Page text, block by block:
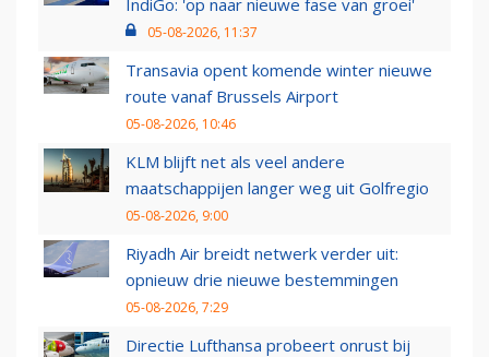
05-08-2026, 11:37
Transavia opent komende winter nieuwe
route vanaf Brussels Airport
05-08-2026, 10:46
KLM blijft net als veel andere
maatschappijen langer weg uit Golfregio
05-08-2026, 9:00
Riyadh Air breidt netwerk verder uit:
opnieuw drie nieuwe bestemmingen
05-08-2026, 7:29
Directie Lufthansa probeert onrust bij